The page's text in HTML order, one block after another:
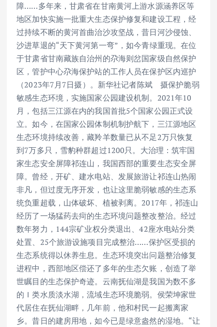
障……多年来，甘肃省在甘南黄河上游水源涵养区等
地区加快实施一批重大生态保护修复和建设工程，经
过持续不断的黄河首曲治沙攻坚战，昔日河沙侵蚀、
沙进草退的“天下黄河第一弯”，如今青绿重现。在位
于甘肃省甘南藏族自治州的尕海则岔国家级自然保护
区，管护中心尕海保护站的工作人员在保护区内巡护
（2023年7月7日摄）。新华社记者陈斌 摄保护脆弱
敏感生态环境，实施国家公园建设机制。2021年10
月，包括三江源在内的我国首批5个国家公园正式设
立。如今，在国家公园体制机制护航下，三江源地区
生态环境持续改善，藏羚羊数量已从不足2万只恢复
到7万多只，雪豹种群超过1200只。大治理：筑牢国
家生态安全屏障祁连山，我国西部的重要生态安全屏
障。曾经，开矿、建水电站、发展旅游让祁连山热闹
非凡，但过度无序开发，也让这里脆弱敏感的生态系
统负重超载，山体破坏、植被剥离。2017年，祁连山
经历了一场猛药去疴的生态环境问题整改整治。经过
数年努力，144宗矿业权分类退出、42座水电站分类
处置、25个旅游设施项目完成整治……保护区受损的
生态系统得以休养生息。生态环境突出问题整治修复
进程中，西部地区偿还了多年的生态欠账，创造了举
世瞩目的生态保护奇迹。云南抚仙湖是我国为数不多
的Ｉ类水质淡水湖，流域生态环境脆弱。侯荣坤家世
代居住在抚仙湖畔，几年前，他和村民一起搬离家
乡。昔日的建房用地，如今已是绿意盎然的湿地。“让